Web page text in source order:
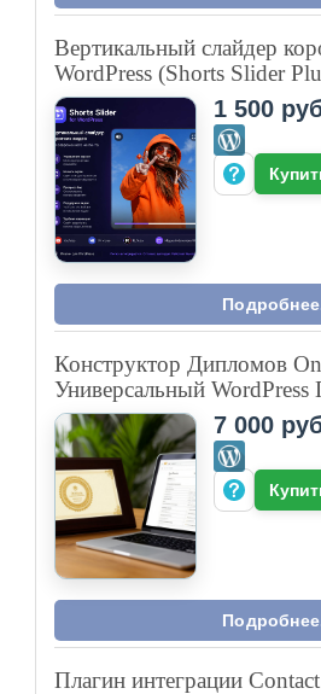
Вертикальный слайдер
WordPress (Shorts Slider
1 500
Конструктор Дипломов
Универсальный WordPress
7 000
Плагин интеграции